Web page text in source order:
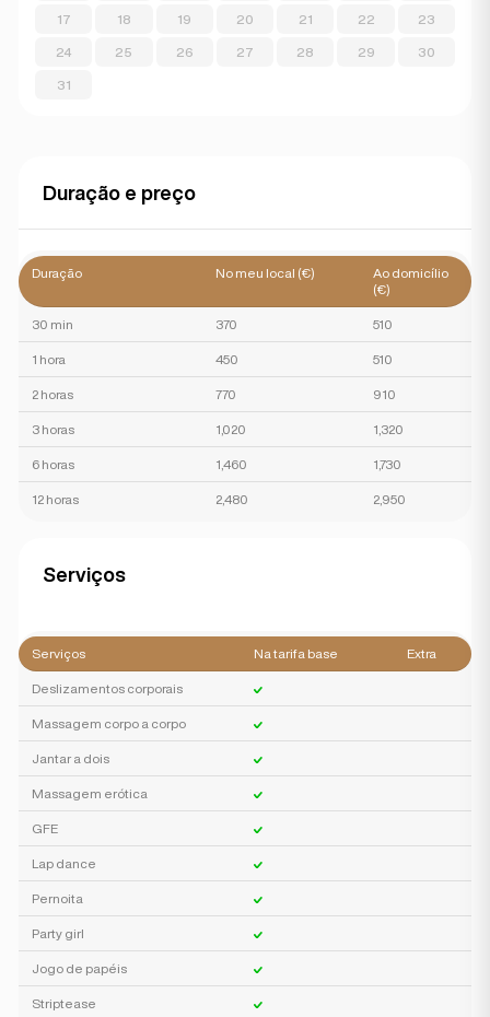
17 18 19 20 21 22 23
24 25 26 27 28 29 30
31
Duração e preço
Duração No meu local (€)
Ao domicílio
(€)
30 min 370 510
1 hora 450 510
2 horas 770 910
3 horas 1,020 1,320
6 horas 1,460 1,730
12 horas 2,480 2,950
Serviços
Serviços Na tarifa base Extra
Deslizamentos corporais
Massagem corpo a corpo
Jantar a dois
Massagem erótica
GFE
Lap dance
Pernoita
Party girl
Jogo de papéis
Striptease